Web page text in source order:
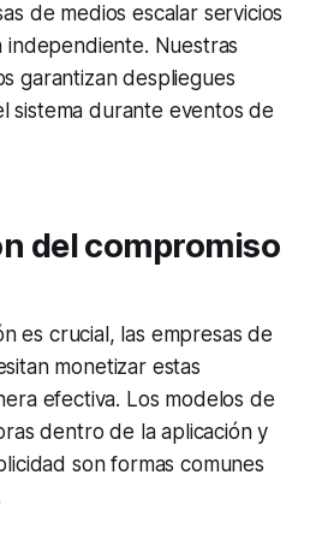
de medios escalar servicios
Nuestras
garantizan despliegues
sistema durante eventos de
del compromiso
es crucial, las empresas de
monetizar estas
efectiva. Los modelos de
dentro de la aplicación y
son formas comunes